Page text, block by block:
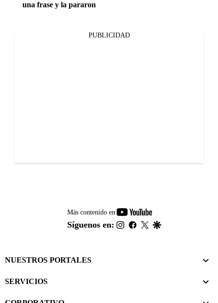
una frase y la pararon
PUBLICIDAD
Más contenido en
youtube-
footer
Síguenos en: instagram
facebook
twitter
NUESTROS PORTALES
SERVICIOS